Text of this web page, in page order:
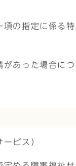
の指定に係る
あった場合に
ビス）